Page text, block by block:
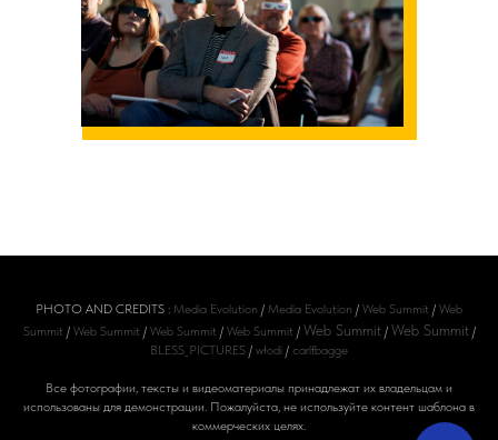
PHOTO AND CREDITS : Media Evolution / Media Evolution / Web Summit / Web
Summit / Web Summit / Web Summit / Web Summit / Web Summit/ Web Summit/
BLESS_PICTURES / włodi / carlfbagge
Все фотографии, тексты и видеоматериалы принадлежат их владельцам и
использованы для демонстрации. Пожалуйста, не используйте контент шаблона в
коммерческих целях.